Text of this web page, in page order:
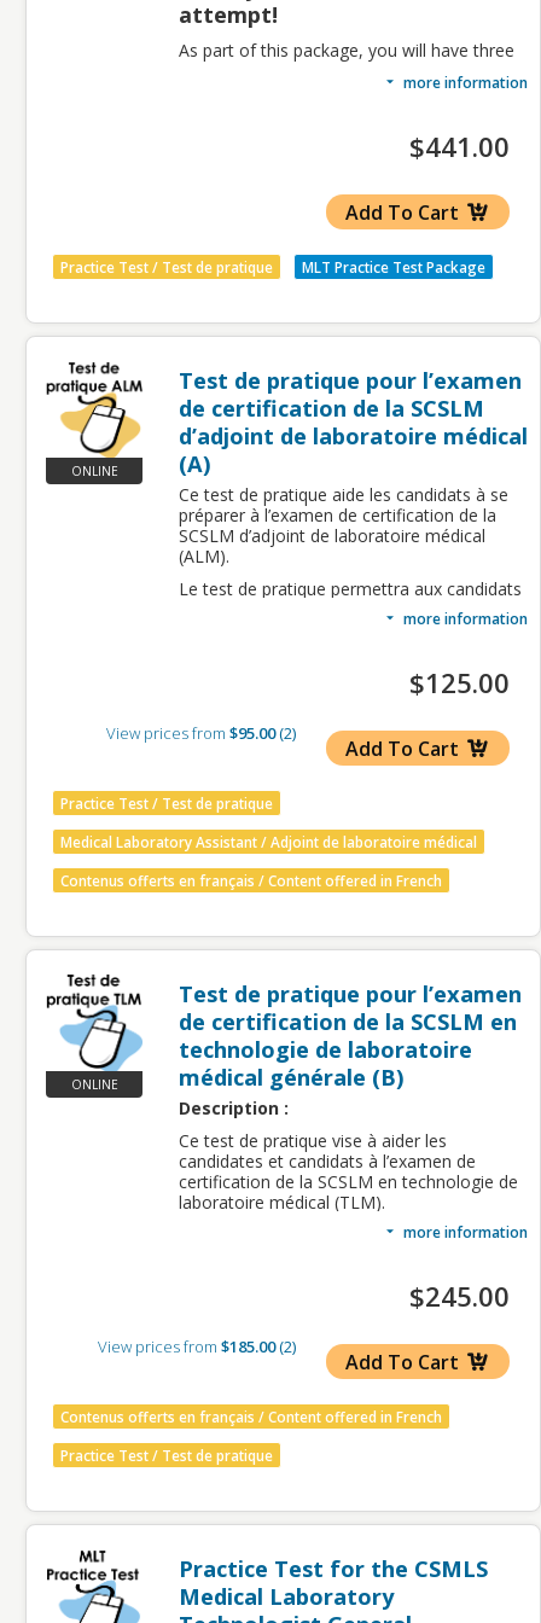
attempt!
As part of this package, you will have three
for CSMLS MLT certification an
understanding of how the actual exam
well as an understanding of the pacing
needed to complete the exam within the
The practice test consists of 210 single-
covering all MLT competencies according to
the examination blueprint. Please review the
2019 MLT Competency Profilebefore
attempting this practice test.
Registration includes three attempts
to be completed within120days from
registration date.
more information
$441.00
Add To Cart
Practice Test / Test de pratique MLT Practice Test Package
ONLINE
Test de pratique pour l’examen
de certification de la SCSLM
d’adjoint de laboratoire médical
(A)
Ce test de pratique aide les candidats à se
préparer à l’examen de certification de la
SCSLM d’adjoint de laboratoire médical
(ALM).
Le test de pratique permettra aux candidats
à l’examen de certification de la SCSLM
d’ALM de comprendre la formulation et la
examen, ainsi que le rythme nécessaire pour
terminer l’examen dans la période allouée
Le test de pratique consiste en 115
questions sur l’ensemble des compétences
d’ALM. Veuillez réviser le
compétences d’ALM
de pratique.
On vous encourage à passer ce test de
pratique après avoir complété un
programme agréé d’ALM.
tentative à être complétée
dans les 90 jours de la date
d’inscription.
more information
$125.00
View prices from $95.00 2
Add To Cart
Practice Test / Test de pratique
Medical Laboratory Assistant / Adjoint de laboratoire médical
Contenus offerts en français / Content offered in French
ONLINE
Test de pratique pour l’examen
de certification de la SCSLM en
technologie de laboratoire
médical générale (B)
Description :
Ce test de pratique vise à aider les
candidates et candidats à l’examen de
certification de la SCSLM en technologie de
laboratoire médical (TLM).
Cela permettra à celles et ceux qui se
structure des questions réelles de l’examen,
ainsi que le rythme nécessaire pour terminer
l’examen dans la période allouée de 3,5
heures.
questions à choix multiples n’ayant qu’une
réponse unique, couvrant toutes les
compétences d’un TLM selon le plan détaillé
de l’examen. Veuillez passer en revue le
avant de procéder à ce test de pratique.
être complétée dans les 90 jours de la
date d’inscription.
more information
$245.00
View prices from $185.00 2
Add To Cart
Contenus offerts en français / Content offered in French
Practice Test / Test de pratique
Practice Test for the CSMLS
Medical Laboratory